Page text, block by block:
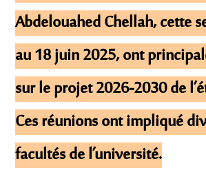
Abdelouahed Chellah, cette
au 18 juin 2025, ont
sur le projet 2026-2030 de
Ces réunions ont impliqué
facultés de l’université.